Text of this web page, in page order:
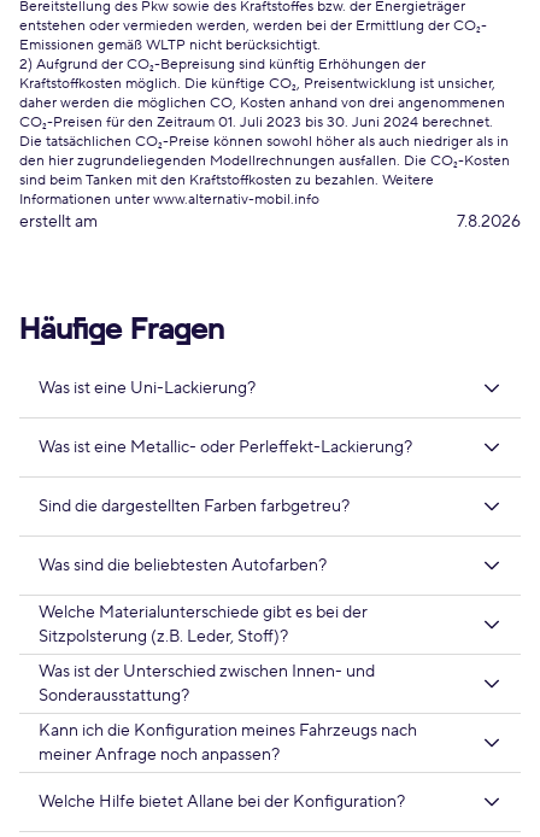
Bereitstellung des Pkw sowie des Kraftstoffes bzw. der Energieträger
entstehen oder vermieden werden, werden bei der Ermittlung der CO₂-
Emissionen gemäß WLTP nicht berücksichtigt.
2) Aufgrund der CO₂-Bepreisung sind künftig Erhöhungen der
Kraftstoffkosten möglich. Die künftige CO₂, Preisentwicklung ist unsicher,
daher werden die möglichen CO, Kosten anhand von drei angenommenen
CO₂-Preisen für den Zeitraum 01. Juli 2023 bis 30. Juni 2024 berechnet.
Die tatsächlichen CO₂-Preise können sowohl höher als auch niedriger als in
den hier zugrundeliegenden Modellrechnungen ausfallen. Die CO₂-Kosten
sind beim Tanken mit den Kraftstoffkosten zu bezahlen. Weitere
Informationen unter www.alternativ-mobil.info
erstellt am 7.8.2026
Häufige Fragen
Was ist eine Uni-Lackierung?
Was ist eine Metallic- oder Perleffekt-Lackierung?
Sind die dargestellten Farben farbgetreu?
Was sind die beliebtesten Autofarben?
Welche Materialunterschiede gibt es bei der
Sitzpolsterung (z.B. Leder, Stoff)?
Was ist der Unterschied zwischen Innen- und
Sonderausstattung?
Kann ich die Konfiguration meines Fahrzeugs nach
meiner Anfrage noch anpassen?
Welche Hilfe bietet Allane bei der Konfiguration?